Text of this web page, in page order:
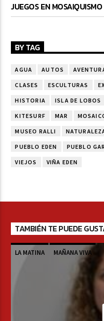
JUEGOS EN MOSAIQUISMO
BY TAG
AGUA AUTOS
CLASES ESCULTURAS
HISTORIA ISLA DE LOBOS
KITESURF MAR
MUSEO RALLI
PUEBLO EDEN PUEBLO
VIEJOS VIÑA EDEN
TAMBIÉN TE PUEDE
LA MATINA MAÑANA VIVA